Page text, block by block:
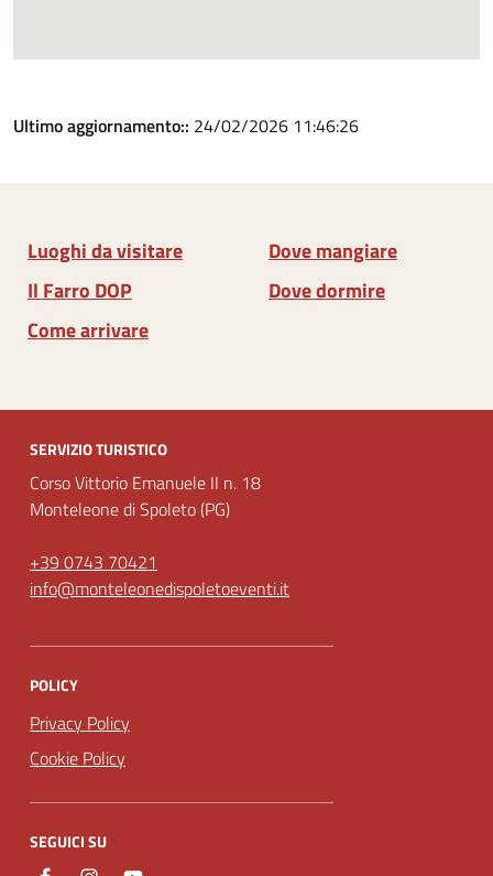
Ultimo aggiornamento:: 24/02/2026 11:46:26
Luoghi da visitare
Il Farro DOP
Come arrivare
Dove mangiare
Dove dormire
SERVIZIO TURISTICO
Corso Vittorio Emanuele II n. 18
Monteleone di Spoleto (PG)
+39 0743 70421
info@monteleonedispoletoeventi.it
POLICY
Privacy Policy
Cookie Policy
SEGUICI SU